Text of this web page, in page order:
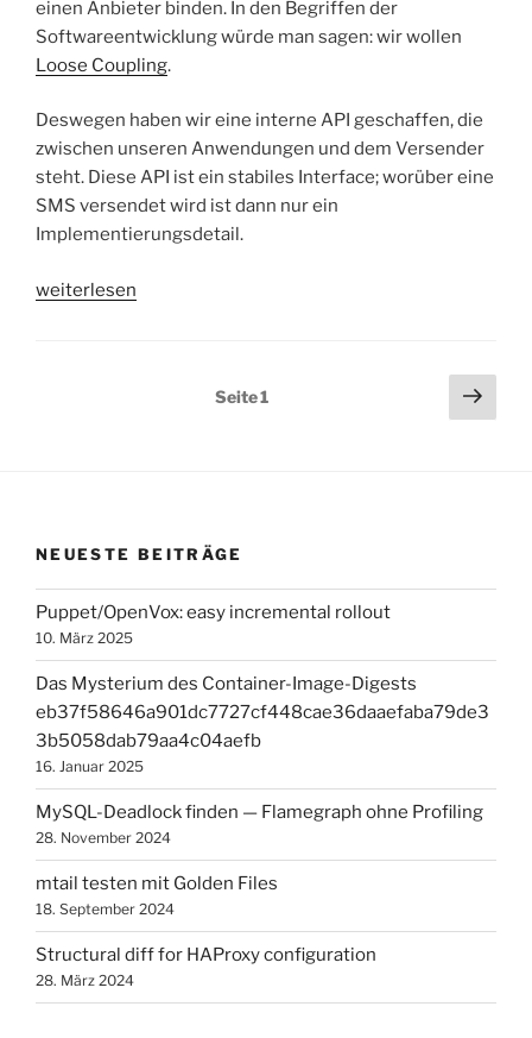
einen Anbieter binden. In den Begriffen der
Softwareentwicklung würde man sagen: wir wollen
Loose Coupling.
Deswegen haben wir eine interne API geschaffen, die
zwischen unseren Anwendungen und dem Versender
steht. Diese API ist ein stabiles Interface; worüber eine
SMS versendet wird ist dann nur ein
Implementierungsdetail.
„Unsere
weiterlesen
Seitennummerierung
Seite1
NEUESTE BEITRÄGE
Puppet/OpenVox: easy incremental rollout
10. März 2025
Das Mysterium des Container-Image-Digests
eb37f58646a901dc7727cf448cae36daaefaba79de3
3b5058dab79aa4c04aefb
16. Januar 2025
MySQL-Deadlock finden — Flamegraph ohne Profiling
28. November 2024
mtail testen mit Golden Files
18. September 2024
Structural diff for HAProxy configuration
28. März 2024